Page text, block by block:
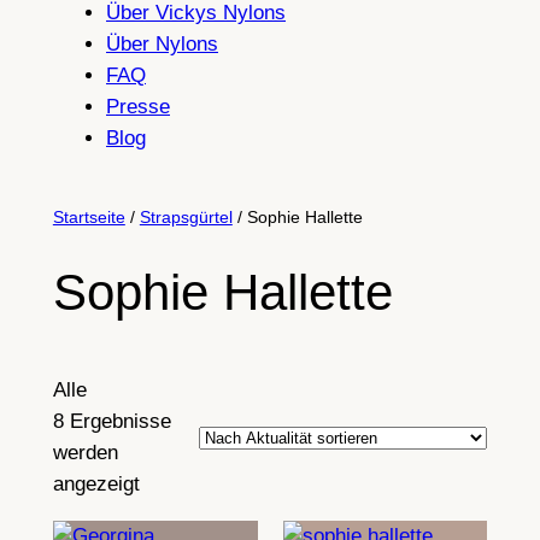
Über Vickys Nylons
Über Nylons
FAQ
Presse
Blog
Startseite/ Strapsgürtel/ Sophie Hallette
Sophie Hallette
Alle
8 Ergebnisse
werden
angezeigtNach